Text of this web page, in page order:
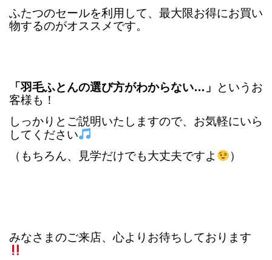
ふたつのセールを利用して、最大限お得にお買い
物するのがオススメです。
「羽毛ふとんの選び方がわからない…」
というお
客様も！
しっかりとご説明いたしますので、お気軽にいら
してください
（もちろん、見学だけでも大丈夫ですよ
）
みなさまのご来店、心よりお待ちしております